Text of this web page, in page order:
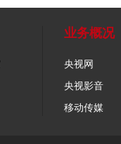
业务概况
央视网
央视影音
移动传媒